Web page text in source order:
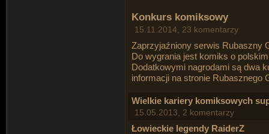
Konkurs komiksowy
15.11.2014, 23 komentarzy
Zaprzyjaźniony serwis Rubaszny
Do wygrania jest komiks o
Dodatkowymi nagrodami są dwa
informacji na stronie Rubasznego
Wielkie kariery komiksowych
15.05.2013, 2 komentarzy
Łowieckie legendy RaiderZ